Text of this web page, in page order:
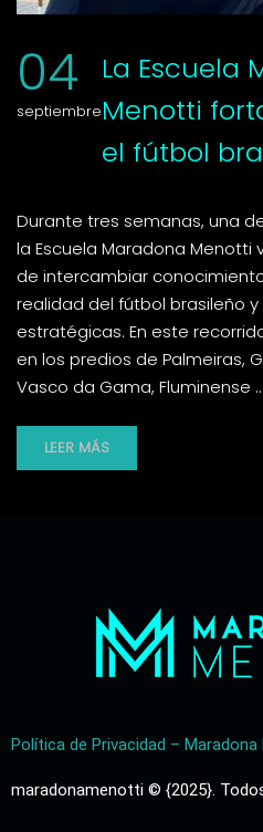
04
septiembre
La Escuela
Menotti
el fútbol
Durante tres semanas, una
la Escuela Maradona Menotti
de intercambiar
realidad del fútbol brasileño
estratégicas. En este
en los predios de Palmeiras,
Vasco da Gama, Fluminense …
LEER MÁS
Política de Privacidad –
maradonamenotti © {2025}.